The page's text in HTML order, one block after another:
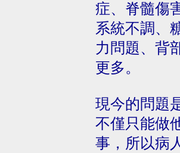
症、脊髓傷
系統不調、
力問題、背
更多。
現今的問題
不僅只能做
事，所以病